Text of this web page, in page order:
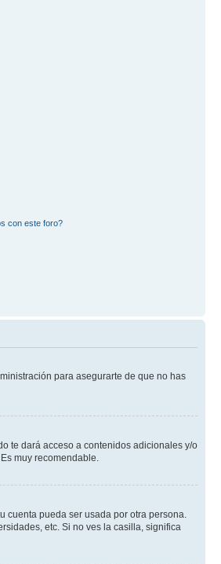
con este foro?
para asegurarte de que no has
te dará acceso a contenidos adicionales y/o
muy recomendable.
cuenta pueda ser usada por otra persona.
etc. Si no ves la casilla, significa